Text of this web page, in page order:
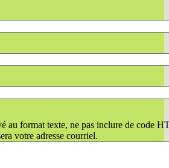
au format texte, ne pas inclure de code
votre adresse courriel.